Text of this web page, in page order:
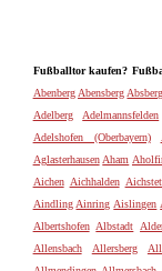
Fußballtor kaufen?
Abenberg Abensberg Absberg
Adelberg
Adelmannsfelden
Adelshofen (Oberbayern)
Aglasterhausen Aham
Aichen Aichhalden
Aindling Ainring Aislingen
Albertshofen Albstadt
Allensbach
Allersberg